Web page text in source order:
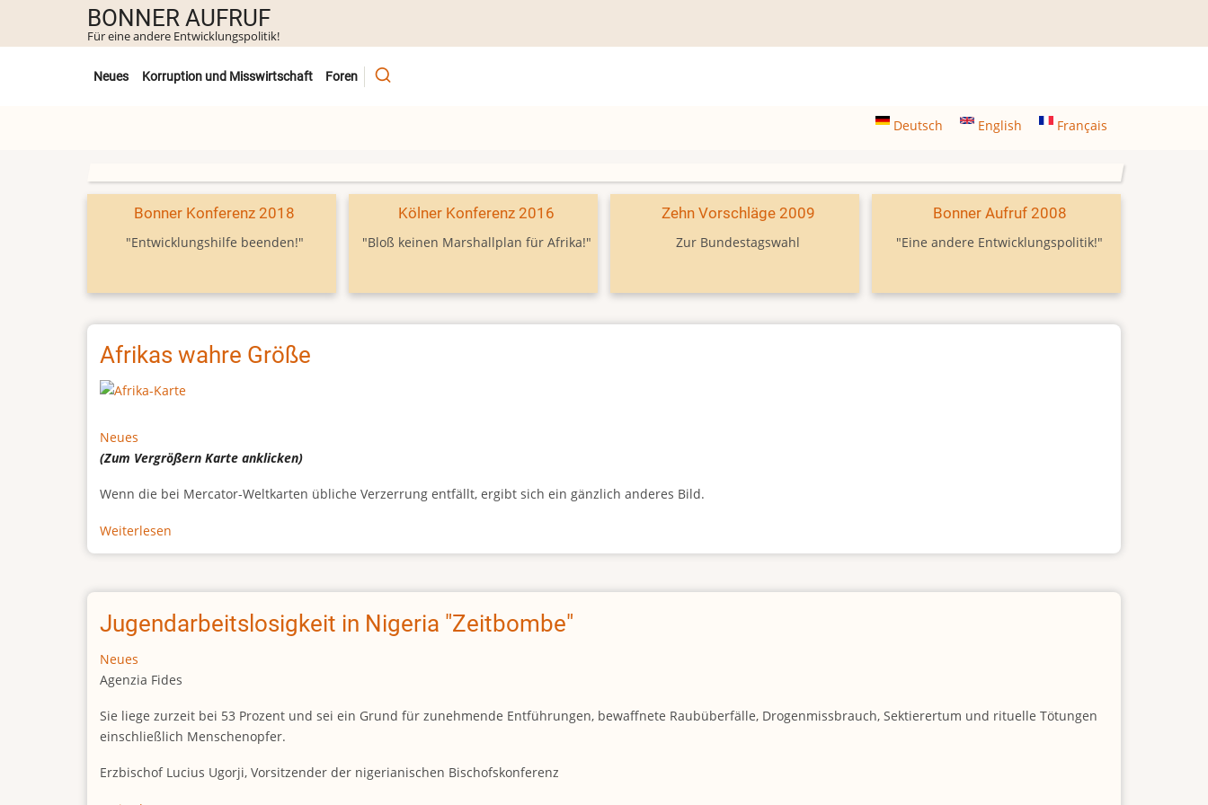
Inhalt
BONNER AUFRUF
Für eine andere Entwicklungspolitik!
Untermenü
Neues Korruption und Misswirtschaft Foren
Deutsch English Français
Bonner Konferenz 2018
"Entwicklungshilfe beenden!"
Kölner Konferenz 2016
"Bloß keinen Marshallplan für Afrika!"
Zehn Vorschläge 2009
Zur Bundestagswahl
Bonner Aufruf 2008
"Eine andere Entwicklungspolitik!"
Afrikas wahre Größe
Neues
(Zum VergrößernKarte anklicken)
Wenn die bei Mercator-Weltkarten übliche Verzerrung entfällt, ergibt sich ein gänzlich anderes Bild.
Weiterlesen
Afrikas
Größe
Jugendarbeitslosigkeit in Nigeria "Zeitbombe"
Neues
Agenzia Fides
Sie liege zurzeit bei 53 Prozent und sei ein Grund für zunehmende Entführungen, bewaffnete Raubüberfälle, Drogenmissbrauch, Sektierertum und rituelle Tötungen
einschließlich Menschenopfer.
Erzbischof Lucius Ugorji, Vorsitzender der nigerianischen Bischofskonferenz